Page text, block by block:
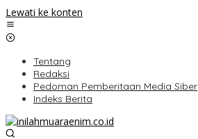
Lewati ke konten
Tentang
Redaksi
Pedoman Pemberitaan Media Siber
Indeks Berita